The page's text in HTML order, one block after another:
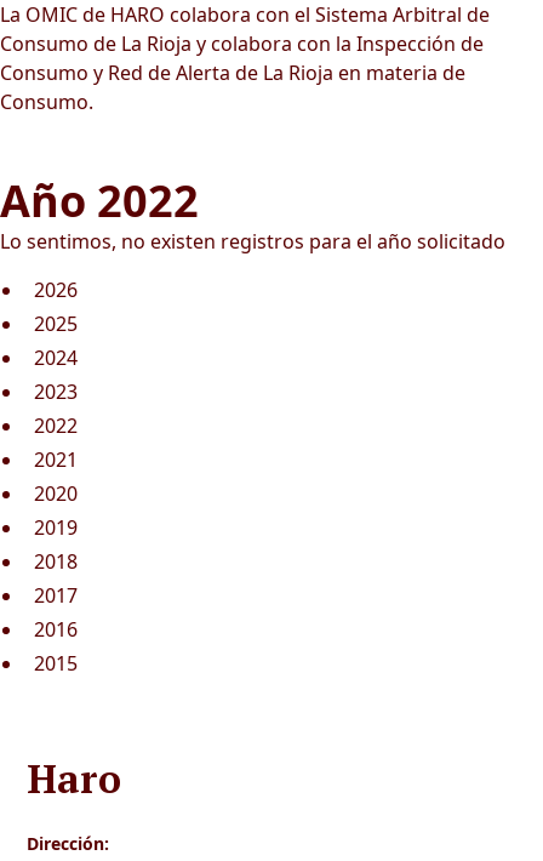
La OMIC de HARO colabora con el Sistema Arbitral de
Consumo de La Rioja y colabora con la Inspección de
Consumo y Red de Alerta de La Rioja en materia de
Consumo.
Año 2022
Lo sentimos, no existen registros para el año solicitado
2026
2025
2024
2023
2022
2021
2020
2019
2018
2017
2016
2015
Haro
Dirección: